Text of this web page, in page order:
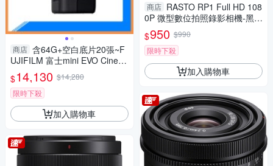
商店 含64G+空白底片20張~F
UJIFILM 富士mini EVO Cinem
a 三合一 拍立得 拍照/影片/列
印(公司貨)
$14,130 $14,280
限時下殺
加入購物車
商店 RASTO RP1 Full HD 108
0P 微型數位拍照錄影相機-黑/
咖
$950 $990
限時下殺
加入購物車